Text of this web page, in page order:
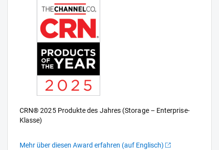
CRN® 2025 Produkte des Jahres (Storage – Enterprise-
Klasse)
Mehr über diesen Award erfahren (auf Englisch)
Read about Sieger